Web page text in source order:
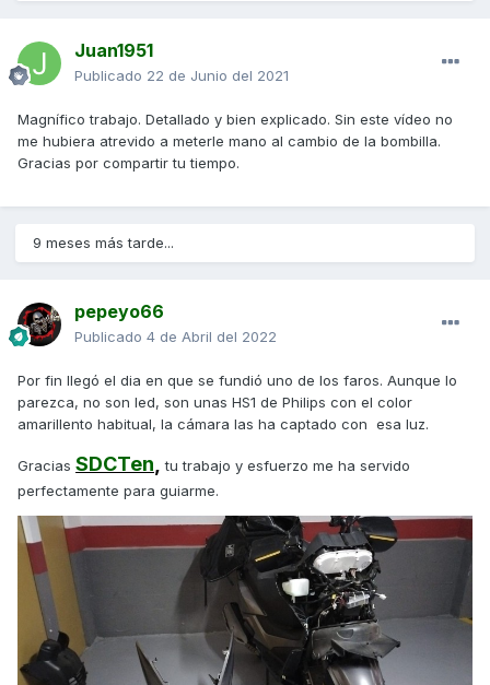
Juan1951
Publicado 22 de Junio del 2021
Magnífico trabajo. Detallado y bien explicado. Sin este vídeo no
me hubiera atrevido a meterle mano al cambio de la bombilla.
Gracias por compartir tu tiempo.
9 meses más tarde...
pepeyo66
Publicado 4 de Abril del 2022
Por fin llegó el dia en que se fundió uno de los faros. Aunque lo
parezca, no son led, son unas HS1 de Philips con el color
amarillento habitual, la cámara las ha captado con esa luz.
Gracias SDCTen,tu trabajo y esfuerzo me ha servido
perfectamente para guiarme.